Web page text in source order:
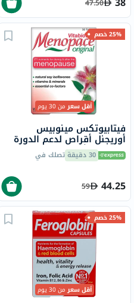
47.50
25% خصم
أقل سعرمن 30 يوم
فيتابيوتكس مينوبيس
أوريجنل أقراص لدعم الدورة
الشهرية أثناء وبعد انقطاع
الطمث حزمة من 30
30 دقيقة تصلك في
44.25
59
25% خصم
أقل سعرمن 30 يوم